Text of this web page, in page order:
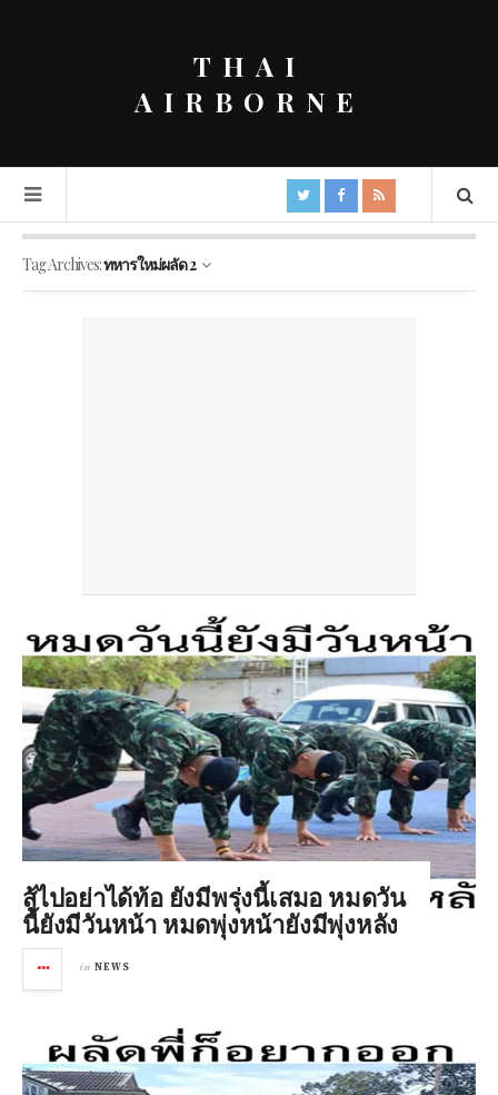
THAI
AIRBORNE
Tag Archives:ทหารใหม่ผลัด 2
สู้ไปอย่าได้ท้อ ยังมีพรุ่งนี้เสมอ หมดวัน
นี้ยังมีวันหน้า หมดพุ่งหน้ายังมีพุ่งหลัง
in NEWS